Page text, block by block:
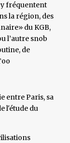
y fréquentent
la région, des
du KGB,
l’autre snob
de
entre Paris, sa
l'étude du